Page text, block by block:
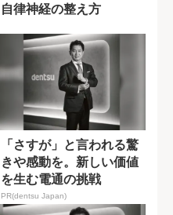
自律神経の整え方
「さすが」と言われる驚
きや感動を。新しい価値
を生む電通の挑戦
PR(dentsu Japan)